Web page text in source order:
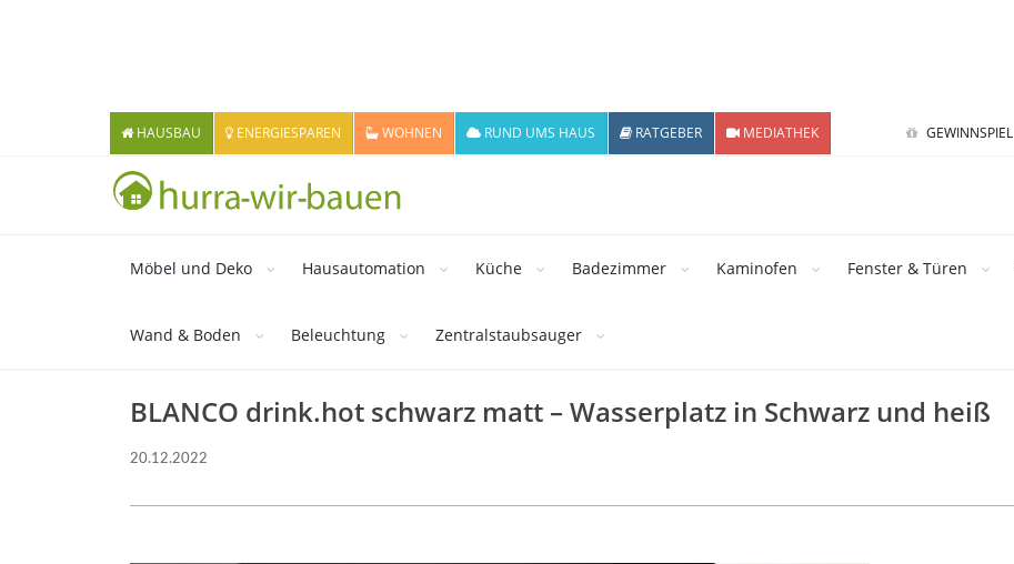
GEWINNSPIEL
HAUSBAU ENERGIESPAREN WOHNEN RUND UMS HAUS RATGEBER MEDIATHEK
Möbel und Deko Hausautomation Küche Badezimmer Kaminofen Fenster & Türen
Wand & Boden Beleuchtung Zentralstaubsauger
BLANCO drink.hot schwarz matt – Wasserplatz in Schwarz und heiß
20.12.2022